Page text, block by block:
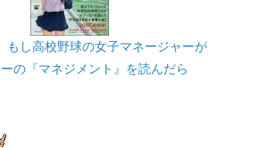
もし高校野球の女子マネージャーが
ーの『マネジメント』を読んだら